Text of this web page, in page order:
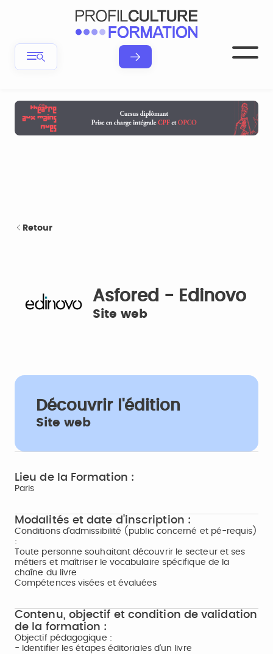
Retour
Asfored - Edinovo
Site web
Découvrir l'édition
Site web
Lieu de la Formation :
Paris
Modalités et date d'inscription :
Conditions d'admissibilité (public concerné et pé-requis)
:
Toute personne souhaitant découvrir le secteur et ses
métiers et maîtriser le vocabulaire spécifique de la
chaîne du livre
Compétences visées et évaluées
Contenu, objectif et condition de validation
de la formation :
Objectif pédagogique :
- Identifier les étapes éditoriales d'un livre